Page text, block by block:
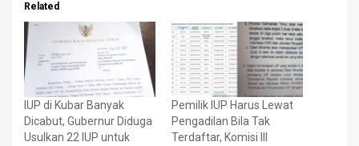
Related
IUP di Kubar Banyak
Dicabut, Gubernur Diduga
Usulkan 22 IUP untuk
Pemilik IUP Harus Lewat
Pengadilan Bila Tak
Terdaftar, Komisi III